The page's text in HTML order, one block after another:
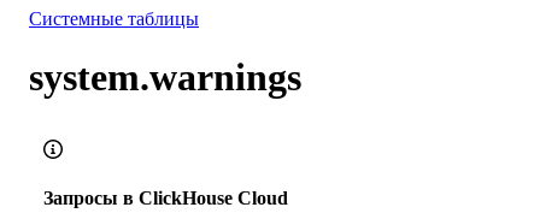
Системные таблицы
system.warnings
Запросы в ClickHouse Cloud